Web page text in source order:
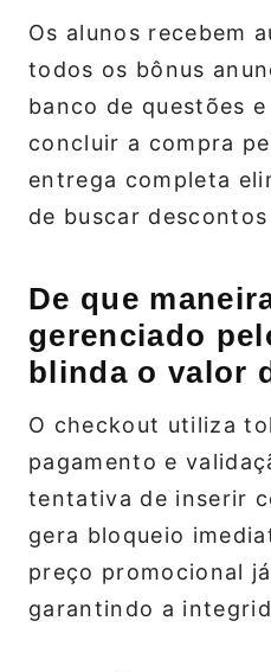
Os alunos recebem
todos os bônus
banco de questões
concluir a compra
entrega completa
de buscar
De que
gerenciado
blinda o valor
O checkout utiliza
pagamento e
tentativa de inserir
gera bloqueio
preço promocional
garantindo a